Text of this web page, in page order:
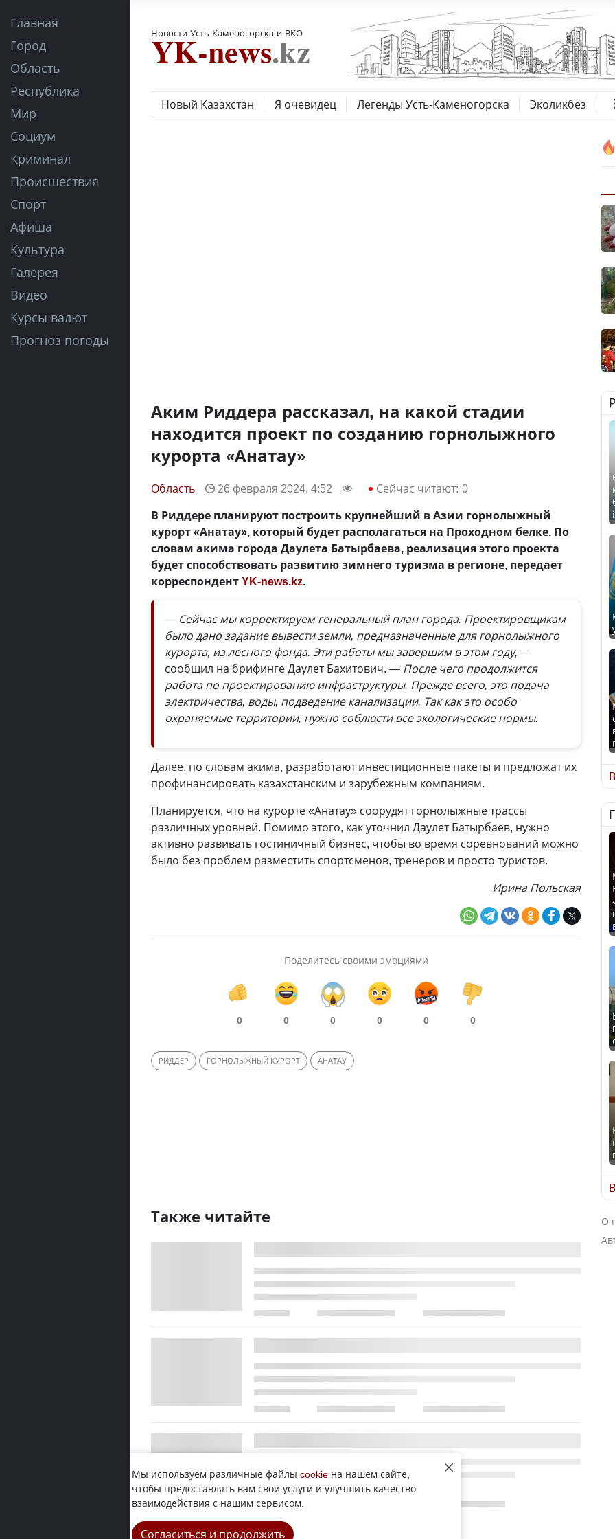
Главная
Город
Область
Республика
Мир
Социум
Криминал
Происшествия
Спорт
Афиша
Культура
Галерея
Видео
Курсы валют
Прогноз погоды
Новости Усть-Каменогорска и ВКО
Новый Казахстан Я очевидец Легенды Усть-Каменогорска Эколикбез
Аким Риддера рассказал, на какой стадии
находится проект по созданию горнолыжного
курорта «Анатау»
Область 26 февраля 2024, 4:52 Сейчас читают: 0
В Риддере планируют построить крупнейший в Азии горнолыжный
курорт «Анатау», который будет располагаться на Проходном белке. По
словам акима города Даулета Батырбаева, реализация этого проекта
будет способствовать развитию зимнего туризма в регионе, передает
корреспондентYK-news.kz.
— Сейчас мы корректируем генеральный план города. Проектировщикам
было дано задание вывести земли, предназначенные для горнолыжного
курорта, из лесного фонда. Эти работы мы завершим в этом году, —
сообщил на брифинге Даулет Бахитович. — После чего продолжится
работа по проектированию инфраструктуры. Прежде всего, это подача
электричества, воды, подведение канализации. Так как это особо
охраняемые территории, нужно соблюсти все экологические нормы.
Далее, по словам акима, разработают инвестиционные пакеты и предложат их
профинансировать казахстанским и зарубежным компаниям.
Планируется, что на курорте «Анатау» соорудят горнолыжные трассы
различных уровней. Помимо этого, как уточнил Даулет Батырбаев, нужно
активно развивать гостиничный бизнес, чтобы во время соревнований можно
было без проблем разместить спортсменов, тренеров и просто туристов.
Ирина Польская
Поделитесь своими эмоциями
0 0 0 0 0 0
РИДДЕР ГОРНОЛЫЖНЫЙ КУРОРТ АНАТАУ
Также читайте О
Мы используем различные файлы cookie на нашем сайте,
чтобы предоставлять вам свои услуги и улучшить качество
взаимодействия с нашим сервисом.
Согласиться и продолжить